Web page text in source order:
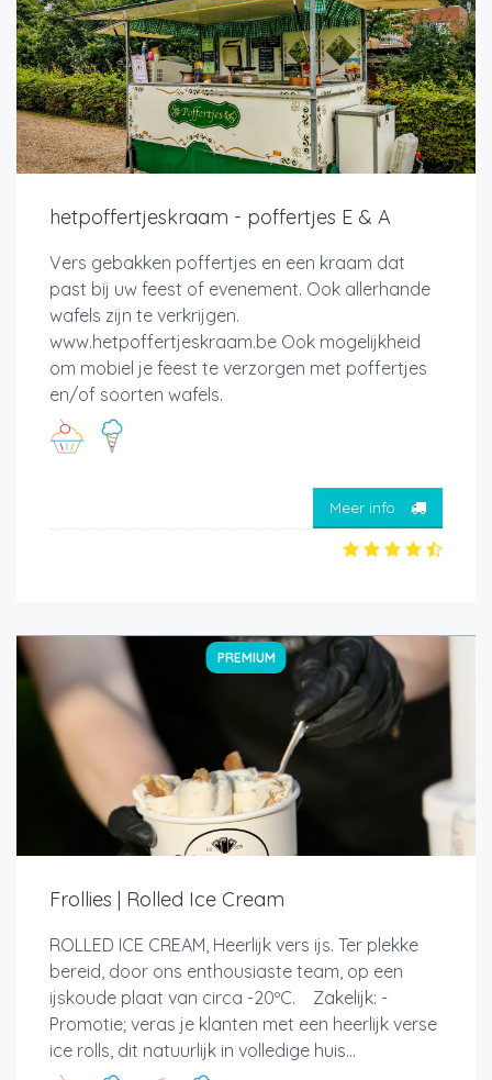
hetpoffertjeskraam - poffertjes E & A
Vers gebakken poffertjes en een kraam dat
past bij uw feest of evenement. Ook allerhande
wafels zijn te verkrijgen.
www.hetpoffertjeskraam.be Ook mogelijkheid
om mobiel je feest te verzorgen met poffertjes
en/of soorten wafels.
Meer info
PREMIUM
Frollies | Rolled Ice Cream
ROLLED ICE CREAM, Heerlijk vers ijs. Ter plekke
bereid, door ons enthousiaste team, op een
ijskoude plaat van circa -20ºC. Zakelijk: -
Promotie; veras je klanten met een heerlijk verse
ice rolls, dit natuurlijk in volledige huis...